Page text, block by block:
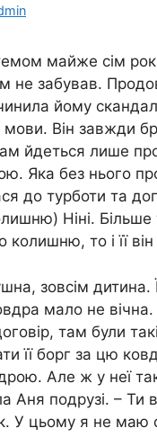
майже сім
не забував.
йому
Він завжди
йдеться лише
Яка без нього
до турботи та
Ніні.
колишню, то і її
зовсім дитина.
мало не
там були
її борг за цю
Але ж у неї
Аня подрузі. – Ти
У цьому я не маю